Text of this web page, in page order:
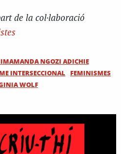
de la col·laboració
NGOZI ADICHIE
INTERSECCIONAL
FEMINISMES
WOLF